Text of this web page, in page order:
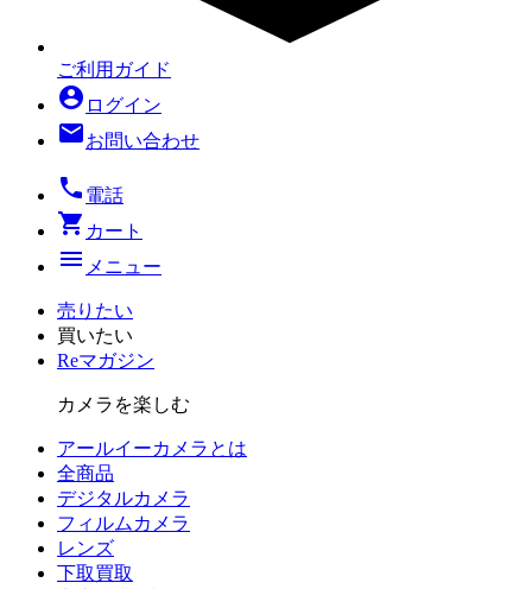
ご利用ガイド
account_circle ログイン
mailお問い合わせ
local_phone 電話
shopping_cart カート
menu メニュー
売りたい
買いたい
Reマガジン
カメラを楽しむ
アールイーカメラとは
全商品
デジタルカメラ
フィルム カメラ
レンズ
下取買取